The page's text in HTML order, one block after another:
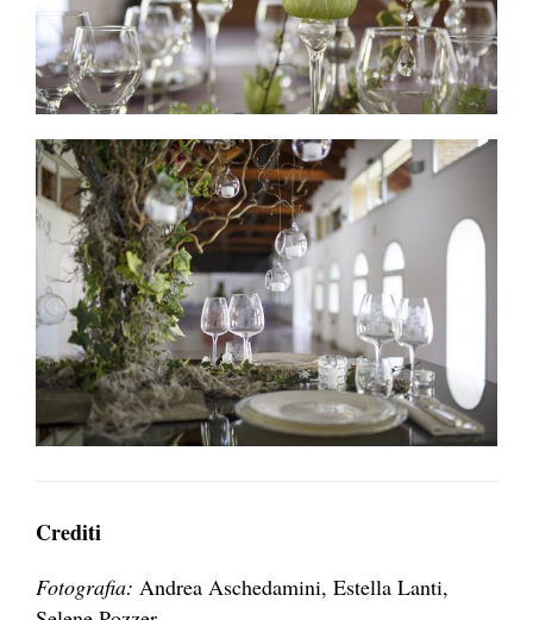
Crediti
Fotografia: Andrea Aschedamini, Estella Lanti,